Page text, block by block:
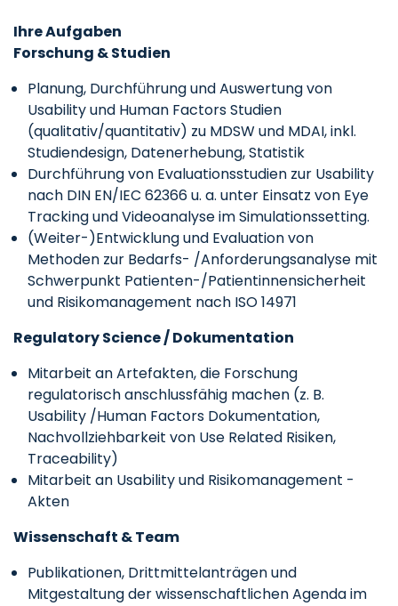
Ihre Aufgaben
Forschung & Studien
Planung, Durchführung und Auswertung von
Usability und Human Factors Studien
(qualitativ/quantitativ) zu MDSW und MDAI, inkl.
Studiendesign, Datenerhebung, Statistik
Durchführung von Evaluationsstudien zur Usability
nach DIN EN/IEC 62366 u. a. unter Einsatz von Eye
Tracking und Videoanalyse im Simulationssetting.
(Weiter-)Entwicklung und Evaluation von
Methoden zur Bedarfs- /Anforderungsanalyse mit
Schwerpunkt Patienten-/Patientinnensicherheit
und Risikomanagement nach ISO 14971
Regulatory Science / Dokumentation
Mitarbeit an Artefakten, die Forschung
regulatorisch anschlussfähig machen (z. B.
Usability /Human Factors Dokumentation,
Nachvollziehbarkeit von Use Related Risiken,
Traceability)
Mitarbeit an Usability und Risikomanagement -
Akten
Wissenschaft & Team
Publikationen, Drittmittelanträgen und
Mitgestaltung der wissenschaftlichen Agenda im